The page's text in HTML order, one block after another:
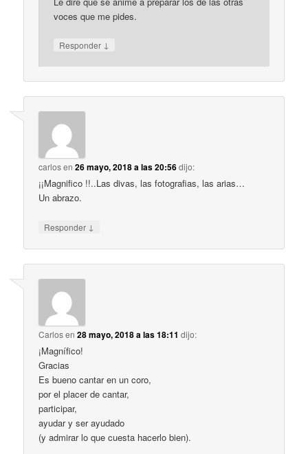
voces que me pides.
Responder ↓
carlosen26 mayo, 2018 a las 20:56dijo:
¡¡Magnifico !!..Las divas, las fotografias, las arias…
Un abrazo.
Responder ↓
Carlosen28 mayo, 2018 a las 18:11 dijo:
¡Magnífico!
Gracias
Es bueno cantar en un coro,
por el placer de cantar,
participar,
ayudar y ser ayudado
(y admirar lo que cuesta hacerlo bien).